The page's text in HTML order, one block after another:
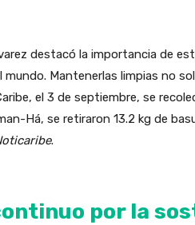
destacó la importancia de
Mantenerlas limpias no
el 3 de septiembre, se
Há, se retiraron 13.2 kg de
.
por la